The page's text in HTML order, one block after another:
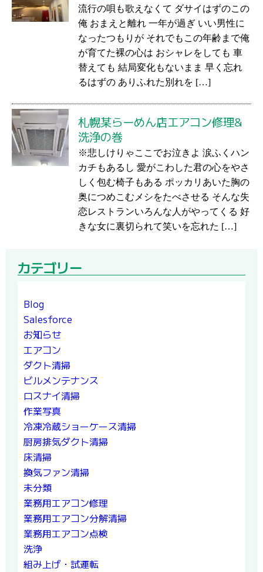
流行の唄も歌えなくて ダサイはずのこの
俺 おまえと離れ 一年が過ぎ いい男性に
なったつもりが それでもこの年齢まで俺
が育てた裸の心は おシャレをしても 車
替えても 結局変化もないまま 早く忘れ
るはずの ありふれた別れを […]
札幌某らーめん店エアコン修理&
洗浄の巻
※悲しけりゃここでお泣きよ 涙ふくハン
カチもあるし 愛がこわした君の心をやさ
しく包む椅子もある ポッカリあいた胸の
奥につめこむメシをたべさせる そんな失
恋レストランいろんな人がやってくる 好
きな女に裏切られて笑いを忘れた […]
カテゴリー
Blog
Salesforce
お知らせ
エアコン
ダクト清掃
ビルメンテナンス
ロスナイ清掃
作業写真
冷凍冷蔵ショーケース清掃
厨房排気ダクト清掃
床清掃
換気ファン清掃
未分類
業務用エアコン修理
業務用エアコン分解清掃
業務用エアコン点検
洗浄
組み上げ・試運転